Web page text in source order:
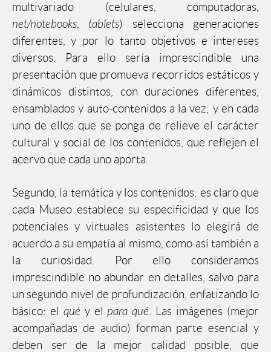
multivariado (celulares, computadoras,
net/notebooks, tablets) selecciona generaciones
diferentes, y por lo tanto objetivos e intereses
diversos. Para ello sería imprescindible una
presentación que promueva recorridos estáticos y
dinámicos distintos, con duraciones diferentes,
ensamblados y auto-contenidos a la vez; y en cada
uno de ellos que se ponga de relieve el carácter
cultural y social de los contenidos, que reflejen el
acervo que cada uno aporta.
Segundo, la temática y los contenidos: es claro que
cada Museo establece su especificidad y que los
potenciales y virtuales asistentes lo elegirá de
acuerdo a su empatía al mismo, como así también a
la curiosidad. Por ello consideramos
imprescindible no abundar en detalles, salvo para
un segundo nivel de profundización, enfatizando lo
básico: el qué y el para qué . Las imágenes (mejor
acompañadas de audio) forman parte esencial y
deben ser de la mejor calidad posible, que